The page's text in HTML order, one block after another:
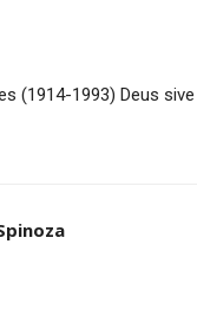
(1914-1993) Deus sive